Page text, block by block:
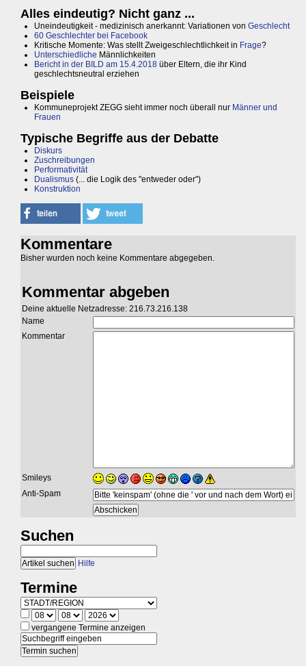
Alles eindeutig? Nicht ganz ...
Uneindeutigkeit - medizinisch anerkannt: Variationen von Geschlecht
60 Geschlechter bei Facebook
Kritische Momente: Was stellt Zweigeschlechtlichkeit in Frage?
Unterschiedliche Männlichkeiten
Bericht in der BILD am 15.4.2018 über Eltern, die ihr Kind
geschlechtsneutral erziehen
Beispiele
Kommuneprojekt ZEGG sieht immer noch überall nur Männer und
Frauen
Typische Begriffe aus der Debatte
Diskurs
Zuschreibungen
Performativität
Dualismus (... die Logik des "entweder oder")
Konstruktion
Kommentare
Bisher wurden noch keine Kommentare abgegeben.
Kommentar abgeben
Deine aktuelle Netzadresse: 216.73.216.138
Name
Kommentar
Smileys
Anti-Spam
Suchen
Hilfe
Termine
vergangene Termine anzeigen